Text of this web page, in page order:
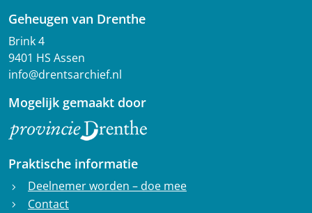
Geheugen van Drenthe
Brink 4
9401 HS Assen
info@drentsarchief.nl
Mogelijk gemaakt door
Praktische informatie
chevron_right Deelnemer worden – doe mee
chevron_right Contact